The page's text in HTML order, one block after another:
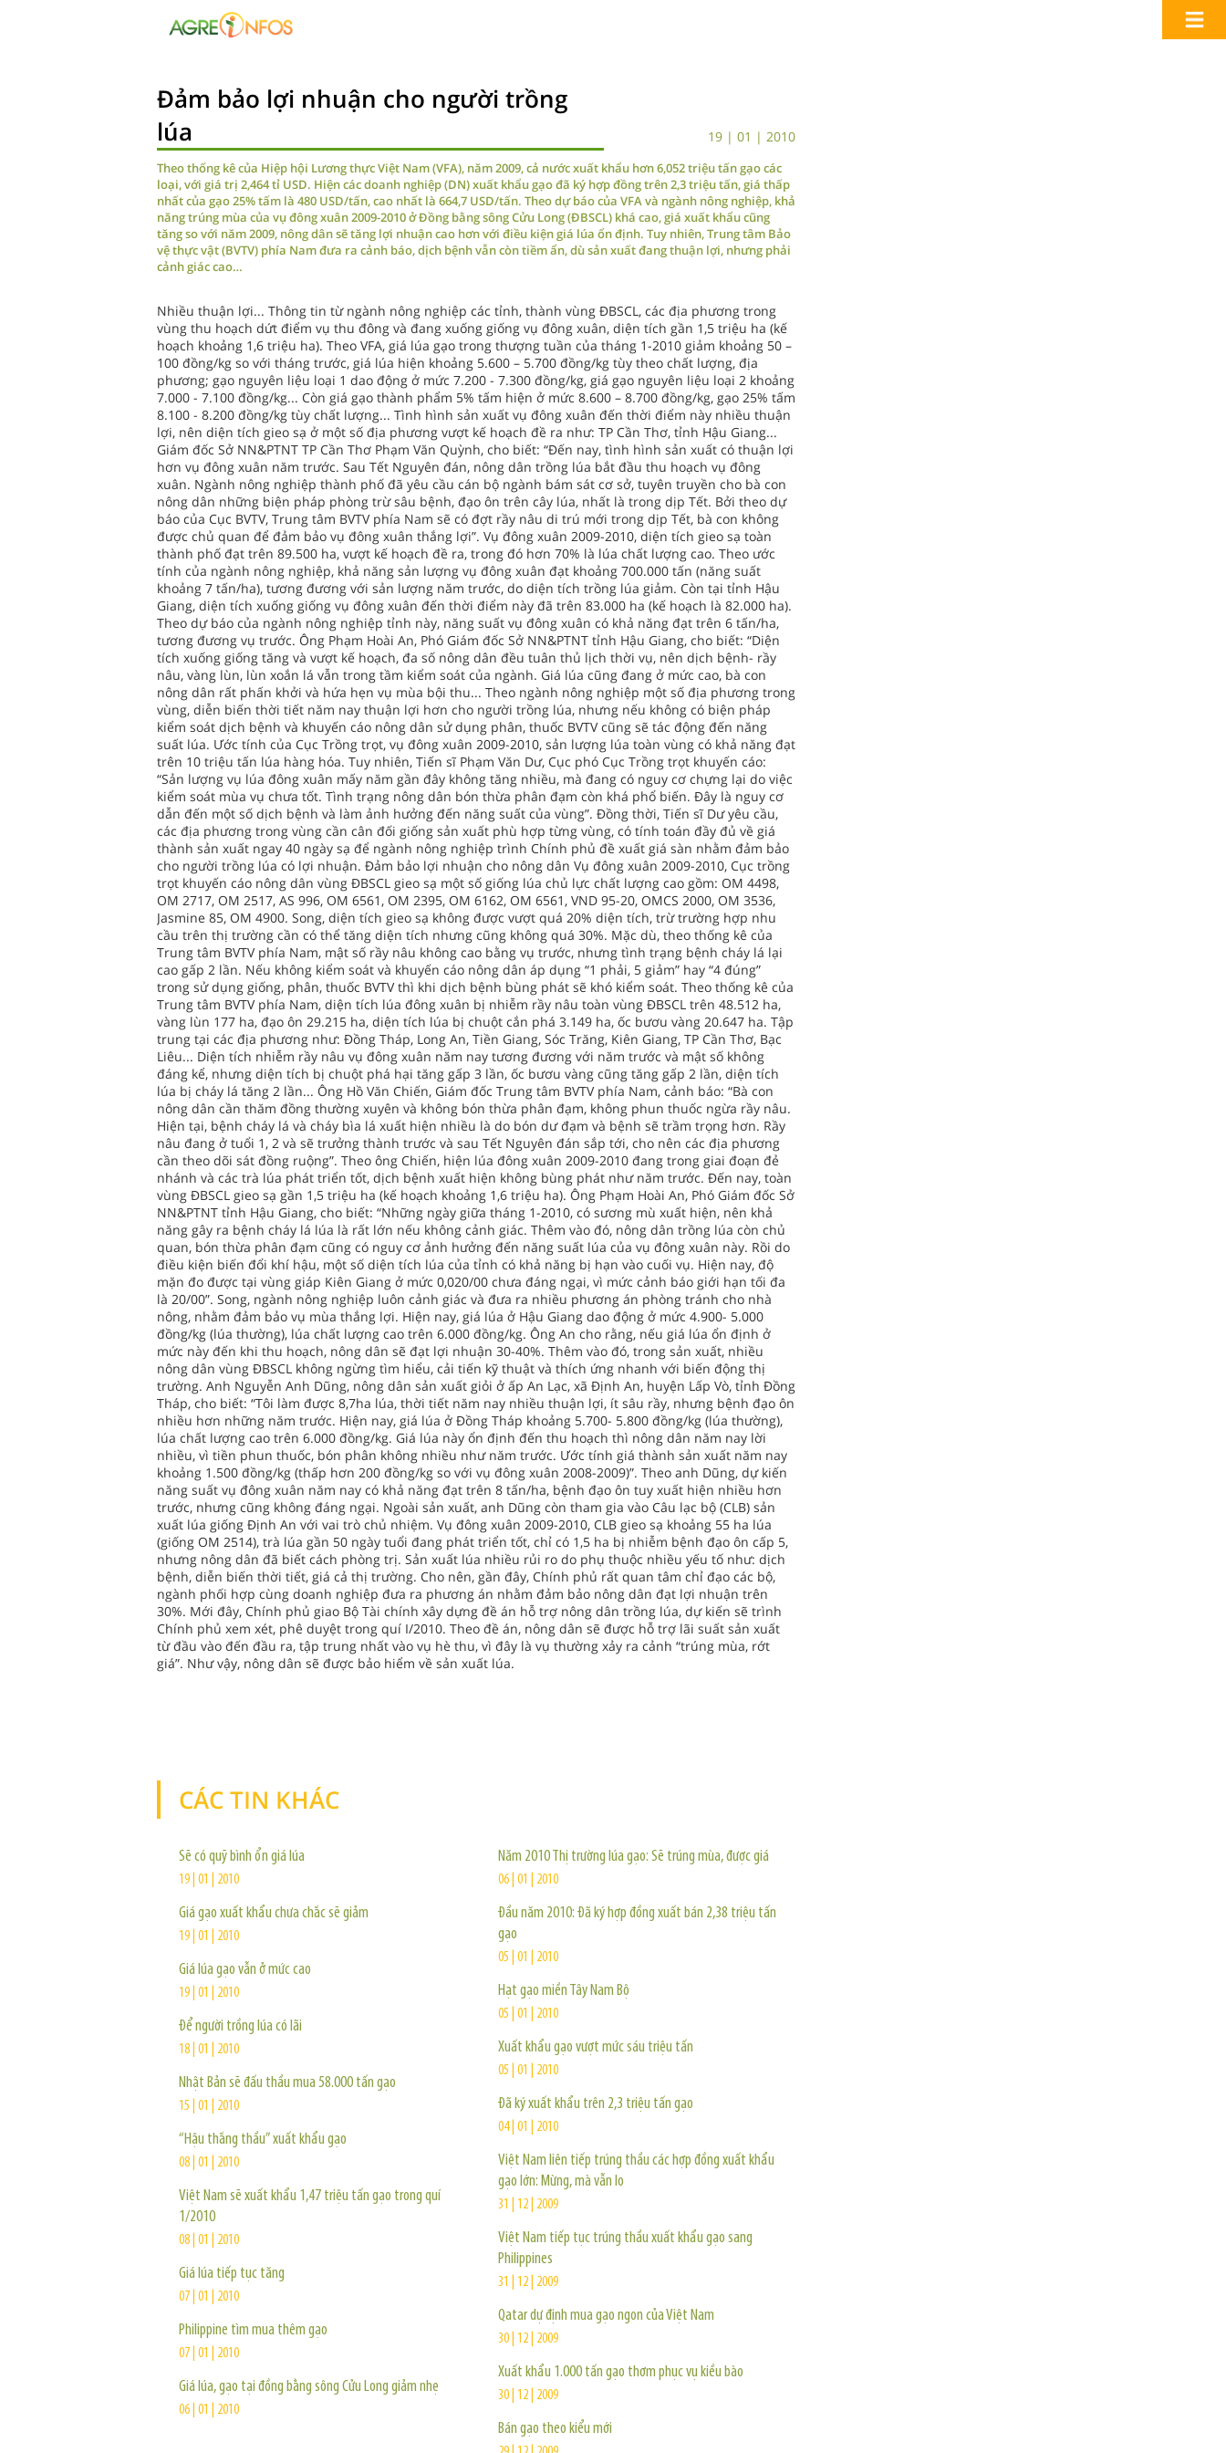
Đảm bảo lợi nhuận cho người trồng
lúa
19 | 01 | 2010
Theo thống kê của Hiệp hội Lương thực Việt Nam (VFA), năm 2009, cả nước xuất khẩu hơn 6,052 triệu tấn gạo các
loại, với giá trị 2,464 tỉ USD. Hiện các doanh nghiệp (DN) xuất khẩu gạo đã ký hợp đồng trên 2,3 triệu tấn, giá thấp
nhất của gạo 25% tấm là 480 USD/tấn, cao nhất là 664,7 USD/tấn. Theo dự báo của VFA và ngành nông nghiệp, khả
năng trúng mùa của vụ đông xuân 2009-2010 ở Đồng bằng sông Cửu Long (ĐBSCL) khá cao, giá xuất khẩu cũng
tăng so với năm 2009, nông dân sẽ tăng lợi nhuận cao hơn với điều kiện giá lúa ổn định. Tuy nhiên, Trung tâm Bảo
vệ thực vật (BVTV) phía Nam đưa ra cảnh báo, dịch bệnh vẫn còn tiềm ẩn, dù sản xuất đang thuận lợi, nhưng phải
cảnh giác cao…
Nhiều thuận lợi... Thông tin từ ngành nông nghiệp các tỉnh, thành vùng ĐBSCL, các địa phương trong
vùng thu hoạch dứt điểm vụ thu đông và đang xuống giống vụ đông xuân, diện tích gần 1,5 triệu ha (kế
hoạch khoảng 1,6 triệu ha). Theo VFA, giá lúa gạo trong thượng tuần của tháng 1-2010 giảm khoảng 50 –
100 đồng/kg so với tháng trước, giá lúa hiện khoảng 5.600 – 5.700 đồng/kg tùy theo chất lượng, địa
phương; gạo nguyên liệu loại 1 dao động ở mức 7.200 - 7.300 đồng/kg, giá gạo nguyên liệu loại 2 khoảng
7.000 - 7.100 đồng/kg... Còn giá gạo thành phẩm 5% tấm hiện ở mức 8.600 – 8.700 đồng/kg, gạo 25% tấm
8.100 - 8.200 đồng/kg tùy chất lượng... Tình hình sản xuất vụ đông xuân đến thời điểm này nhiều thuận
lợi, nên diện tích gieo sạ ở một số địa phương vượt kế hoạch đề ra như: TP Cần Thơ, tỉnh Hậu Giang...
Giám đốc Sở NN&PTNT TP Cần Thơ Phạm Văn Quỳnh, cho biết: “Đến nay, tình hình sản xuất có thuận lợi
hơn vụ đông xuân năm trước. Sau Tết Nguyên đán, nông dân trồng lúa bắt đầu thu hoạch vụ đông
xuân. Ngành nông nghiệp thành phố đã yêu cầu cán bộ ngành bám sát cơ sở, tuyên truyền cho bà con
nông dân những biện pháp phòng trừ sâu bệnh, đạo ôn trên cây lúa, nhất là trong dịp Tết. Bởi theo dự
báo của Cục BVTV, Trung tâm BVTV phía Nam sẽ có đợt rầy nâu di trú mới trong dịp Tết, bà con không
được chủ quan để đảm bảo vụ đông xuân thắng lợi”. Vụ đông xuân 2009-2010, diện tích gieo sạ toàn
thành phố đạt trên 89.500 ha, vượt kế hoạch đề ra, trong đó hơn 70% là lúa chất lượng cao. Theo ước
tính của ngành nông nghiệp, khả năng sản lượng vụ đông xuân đạt khoảng 700.000 tấn (năng suất
khoảng 7 tấn/ha), tương đương với sản lượng năm trước, do diện tích trồng lúa giảm. Còn tại tỉnh Hậu
Giang, diện tích xuống giống vụ đông xuân đến thời điểm này đã trên 83.000 ha (kế hoạch là 82.000 ha).
Theo dự báo của ngành nông nghiệp tỉnh này, năng suất vụ đông xuân có khả năng đạt trên 6 tấn/ha,
tương đương vụ trước. Ông Phạm Hoài An, Phó Giám đốc Sở NN&PTNT tỉnh Hậu Giang, cho biết: “Diện
tích xuống giống tăng và vượt kế hoạch, đa số nông dân đều tuân thủ lịch thời vụ, nên dịch bệnh- rầy
nâu, vàng lùn, lùn xoắn lá vẫn trong tầm kiểm soát của ngành. Giá lúa cũng đang ở mức cao, bà con
nông dân rất phấn khởi và hứa hẹn vụ mùa bội thu... Theo ngành nông nghiệp một số địa phương trong
vùng, diễn biến thời tiết năm nay thuận lợi hơn cho người trồng lúa, nhưng nếu không có biện pháp
kiểm soát dịch bệnh và khuyến cáo nông dân sử dụng phân, thuốc BVTV cũng sẽ tác động đến năng
suất lúa. Ước tính của Cục Trồng trọt, vụ đông xuân 2009-2010, sản lượng lúa toàn vùng có khả năng đạt
trên 10 triệu tấn lúa hàng hóa. Tuy nhiên, Tiến sĩ Phạm Văn Dư, Cục phó Cục Trồng trọt khuyến cáo:
“Sản lượng vụ lúa đông xuân mấy năm gần đây không tăng nhiều, mà đang có nguy cơ chựng lại do việc
kiểm soát mùa vụ chưa tốt. Tình trạng nông dân bón thừa phân đạm còn khá phổ biến. Đây là nguy cơ
dẫn đến một số dịch bệnh và làm ảnh hưởng đến năng suất của vùng”. Đồng thời, Tiến sĩ Dư yêu cầu,
các địa phương trong vùng cần cân đối giống sản xuất phù hợp từng vùng, có tính toán đầy đủ về giá
thành sản xuất ngay 40 ngày sạ để ngành nông nghiệp trình Chính phủ đề xuất giá sàn nhằm đảm bảo
cho người trồng lúa có lợi nhuận. Đảm bảo lợi nhuận cho nông dân Vụ đông xuân 2009-2010, Cục trồng
trọt khuyến cáo nông dân vùng ĐBSCL gieo sạ một số giống lúa chủ lực chất lượng cao gồm: OM 4498,
OM 2717, OM 2517, AS 996, OM 6561, OM 2395, OM 6162, OM 6561, VND 95-20, OMCS 2000, OM 3536,
Jasmine 85, OM 4900. Song, diện tích gieo sạ không được vượt quá 20% diện tích, trừ trường hợp nhu
cầu trên thị trường cần có thể tăng diện tích nhưng cũng không quá 30%. Mặc dù, theo thống kê của
Trung tâm BVTV phía Nam, mật số rầy nâu không cao bằng vụ trước, nhưng tình trạng bệnh cháy lá lại
cao gấp 2 lần. Nếu không kiểm soát và khuyến cáo nông dân áp dụng “1 phải, 5 giảm” hay “4 đúng”
trong sử dụng giống, phân, thuốc BVTV thì khi dịch bệnh bùng phát sẽ khó kiểm soát. Theo thống kê của
Trung tâm BVTV phía Nam, diện tích lúa đông xuân bị nhiễm rầy nâu toàn vùng ĐBSCL trên 48.512 ha,
vàng lùn 177 ha, đạo ôn 29.215 ha, diện tích lúa bị chuột cắn phá 3.149 ha, ốc bươu vàng 20.647 ha. Tập
trung tại các địa phương như: Đồng Tháp, Long An, Tiền Giang, Sóc Trăng, Kiên Giang, TP Cần Thơ, Bạc
Liêu... Diện tích nhiễm rầy nâu vụ đông xuân năm nay tương đương với năm trước và mật số không
đáng kể, nhưng diện tích bị chuột phá hại tăng gấp 3 lần, ốc bươu vàng cũng tăng gấp 2 lần, diện tích
lúa bị cháy lá tăng 2 lần... Ông Hồ Văn Chiến, Giám đốc Trung tâm BVTV phía Nam, cảnh báo: “Bà con
nông dân cần thăm đồng thường xuyên và không bón thừa phân đạm, không phun thuốc ngừa rầy nâu.
Hiện tại, bệnh cháy lá và cháy bìa lá xuất hiện nhiều là do bón dư đạm và bệnh sẽ trầm trọng hơn. Rầy
nâu đang ở tuổi 1, 2 và sẽ trưởng thành trước và sau Tết Nguyên đán sắp tới, cho nên các địa phương
cần theo dõi sát đồng ruộng”. Theo ông Chiến, hiện lúa đông xuân 2009-2010 đang trong giai đoạn đẻ
nhánh và các trà lúa phát triển tốt, dịch bệnh xuất hiện không bùng phát như năm trước. Đến nay, toàn
vùng ĐBSCL gieo sạ gần 1,5 triệu ha (kế hoạch khoảng 1,6 triệu ha). Ông Phạm Hoài An, Phó Giám đốc Sở
NN&PTNT tỉnh Hậu Giang, cho biết: “Những ngày giữa tháng 1-2010, có sương mù xuất hiện, nên khả
năng gây ra bệnh cháy lá lúa là rất lớn nếu không cảnh giác. Thêm vào đó, nông dân trồng lúa còn chủ
quan, bón thừa phân đạm cũng có nguy cơ ảnh hưởng đến năng suất lúa của vụ đông xuân này. Rồi do
điều kiện biến đổi khí hậu, một số diện tích lúa của tỉnh có khả năng bị hạn vào cuối vụ. Hiện nay, độ
mặn đo được tại vùng giáp Kiên Giang ở mức 0,020/00 chưa đáng ngại, vì mức cảnh báo giới hạn tối đa
là 20/00”. Song, ngành nông nghiệp luôn cảnh giác và đưa ra nhiều phương án phòng tránh cho nhà
nông, nhằm đảm bảo vụ mùa thắng lợi. Hiện nay, giá lúa ở Hậu Giang dao động ở mức 4.900- 5.000
đồng/kg (lúa thường), lúa chất lượng cao trên 6.000 đồng/kg. Ông An cho rằng, nếu giá lúa ổn định ở
mức này đến khi thu hoạch, nông dân sẽ đạt lợi nhuận 30-40%. Thêm vào đó, trong sản xuất, nhiều
nông dân vùng ĐBSCL không ngừng tìm hiểu, cải tiến kỹ thuật và thích ứng nhanh với biến động thị
trường. Anh Nguyễn Anh Dũng, nông dân sản xuất giỏi ở ấp An Lạc, xã Định An, huyện Lấp Vò, tỉnh Đồng
Tháp, cho biết: “Tôi làm được 8,7ha lúa, thời tiết năm nay nhiều thuận lợi, ít sâu rầy, nhưng bệnh đạo ôn
nhiều hơn những năm trước. Hiện nay, giá lúa ở Đồng Tháp khoảng 5.700- 5.800 đồng/kg (lúa thường),
lúa chất lượng cao trên 6.000 đồng/kg. Giá lúa này ổn định đến thu hoạch thì nông dân năm nay lời
nhiều, vì tiền phun thuốc, bón phân không nhiều như năm trước. Ước tính giá thành sản xuất năm nay
khoảng 1.500 đồng/kg (thấp hơn 200 đồng/kg so với vụ đông xuân 2008-2009)”. Theo anh Dũng, dự kiến
năng suất vụ đông xuân năm nay có khả năng đạt trên 8 tấn/ha, bệnh đạo ôn tuy xuất hiện nhiều hơn
trước, nhưng cũng không đáng ngại. Ngoài sản xuất, anh Dũng còn tham gia vào Câu lạc bộ (CLB) sản
xuất lúa giống Định An với vai trò chủ nhiệm. Vụ đông xuân 2009-2010, CLB gieo sạ khoảng 55 ha lúa
(giống OM 2514), trà lúa gần 50 ngày tuổi đang phát triển tốt, chỉ có 1,5 ha bị nhiễm bệnh đạo ôn cấp 5,
nhưng nông dân đã biết cách phòng trị. Sản xuất lúa nhiều rủi ro do phụ thuộc nhiều yếu tố như: dịch
bệnh, diễn biến thời tiết, giá cả thị trường. Cho nên, gần đây, Chính phủ rất quan tâm chỉ đạo các bộ,
ngành phối hợp cùng doanh nghiệp đưa ra phương án nhằm đảm bảo nông dân đạt lợi nhuận trên
30%. Mới đây, Chính phủ giao Bộ Tài chính xây dựng đề án hỗ trợ nông dân trồng lúa, dự kiến sẽ trình
Chính phủ xem xét, phê duyệt trong quí I/2010. Theo đề án, nông dân sẽ được hỗ trợ lãi suất sản xuất
từ đầu vào đến đầu ra, tập trung nhất vào vụ hè thu, vì đây là vụ thường xảy ra cảnh “trúng mùa, rớt
giá”. Như vậy, nông dân sẽ được bảo hiểm về sản xuất lúa.
CÁC TIN KHÁC
Sẽ có quỹ bình ổn giá lúa
19 | 01 | 2010
Giá gạo xuất khẩu chưa chắc sẽ giảm
19 | 01 | 2010
Giá lúa gạo vẫn ở mức cao
19 | 01 | 2010
Ðể người trồng lúa có lãi
18 | 01 | 2010
Nhật Bản sẽ đấu thầu mua 58.000 tấn gạo
15 | 01 | 2010
“Hậu thắng thầu” xuất khẩu gạo
08 | 01 | 2010
Việt Nam sẽ xuất khẩu 1,47 triệu tấn gạo trong quí
1/2010
08 | 01 | 2010
Giá lúa tiếp tục tăng
07 | 01 | 2010
Philippine tìm mua thêm gạo
07 | 01 | 2010
Giá lúa, gạo tại đồng bằng sông Cửu Long giảm nhẹ
06 | 01 | 2010
Năm 2010 Thị trường lúa gạo: Sẽ trúng mùa, được giá
06 | 01 | 2010
Đầu năm 2010: Đã ký hợp đồng xuất bán 2,38 triệu tấn
gạo
05 | 01 | 2010
Hạt gạo miền Tây Nam Bộ
05 | 01 | 2010
Xuất khẩu gạo vượt mức sáu triệu tấn
05 | 01 | 2010
Đã ký xuất khẩu trên 2,3 triệu tấn gạo
04 | 01 | 2010
Việt Nam liên tiếp trúng thầu các hợp đồng xuất khẩu
gạo lớn: Mừng, mà vẫn lo
31 | 12 | 2009
Việt Nam tiếp tục trúng thầu xuất khẩu gạo sang
Philippines
31 | 12 | 2009
Qatar dự định mua gạo ngon của Việt Nam
30 | 12 | 2009
Xuất khẩu 1.000 tấn gạo thơm phục vụ kiều bào
30 | 12 | 2009
Bán gạo theo kiểu mới